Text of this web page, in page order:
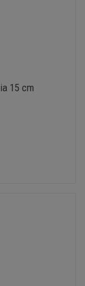
15 cm